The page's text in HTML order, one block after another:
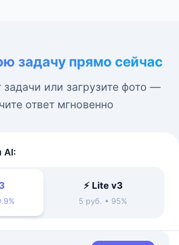
задачу прямо сейчас
задачи или загрузите фото —
ответ мгновенно
AI:
⚡ Lite v3
5 руб. • 95%